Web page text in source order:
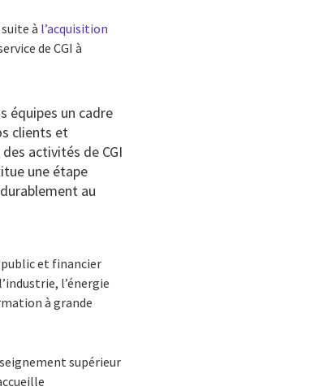
à l’acquisition
de CGI à
équipes un cadre
clients et
activités de CGI
une étape
au
public et financier
l’énergie
à grande
supérieur